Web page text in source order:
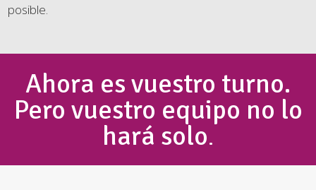
posible.
Ahora es vuestro turno.
Pero vuestro equipo no lo
hará solo.